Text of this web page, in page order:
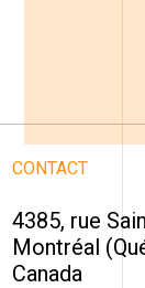
CONTACT
4385, rue
Montréal
Canada